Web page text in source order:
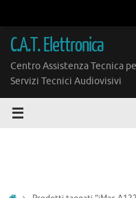
contenuto
C.A.T. Elettronica
Centro Assistenza Tecnica
Servizi Tecnici Audiovisivi